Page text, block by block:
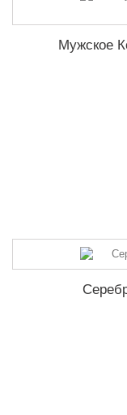
Мужское